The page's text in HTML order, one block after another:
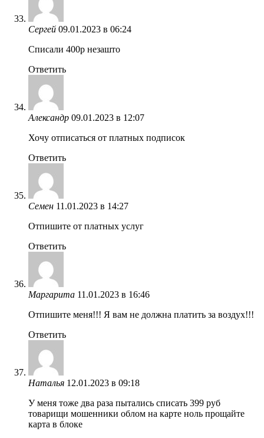
Сергей 09.01.2023 в 06:24
Списали 400р незашто
Ответить
Александр 09.01.2023 в 12:07
Хочу отписаться от платных подписок
Ответить
Семен 11.01.2023 в 14:27
Отпишите от платных услуг
Ответить
Маргарита 11.01.2023 в 16:46
Отпишите меня!!! Я вам не должна платить за воздух!!!
Ответить
Наталья 12.01.2023 в 09:18
У меня тоже два раза пытались списать 399 руб
товарищи мошенники облом на карте ноль прощайте
карта в блоке